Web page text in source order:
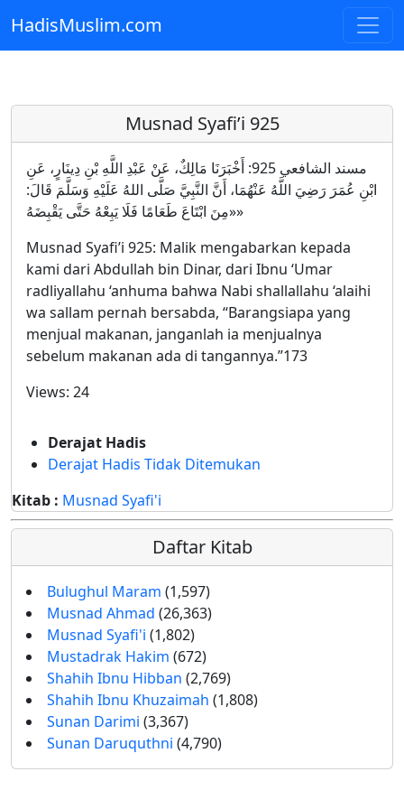
Skip to main content
HadisMuslim.com
Musnad Syafi’i 925
مسند الشافعي 925: أَخْبَرَنَا مَالِكٌ، عَنْ عَبْدِ اللَّهِ بْنِ دِينَارٍ، عَنِ
ابْنِ عُمَرَ رَضِيَ اللَّهُ عَنْهُمَا، أَنَّ النَّبِيَّ صَلَّى اللهُ عَلَيْهِ وَسَلَّمَ قَالَ:
«مِنَ ابْتَاعَ طَعَامًا فَلَا يَبِعْهُ حَتَّى يَقْبِضَهُ»
Musnad Syafi’i 925: Malik mengabarkan kepada
kami dari Abdullah bin Dinar, dari Ibnu ‘Umar
radliyallahu ‘anhuma bahwa Nabi shallallahu ‘alaihi
wa sallam pernah bersabda, “Barangsiapa yang
menjual makanan, janganlah ia menjualnya
sebelum makanan ada di tangannya.”173
Views: 24
Derajat Hadis
Derajat Hadis Tidak Ditemukan
Kitab : Musnad Syafi'i
Daftar Kitab
Bulughul Maram (1,597)
Musnad Ahmad (26,363)
Musnad Syafi'i (1,802)
Mustadrak Hakim (672)
Shahih Ibnu Hibban (2,769)
Shahih Ibnu Khuzaimah (1,808)
Sunan Darimi (3,367)
Sunan Daruquthni (4,790)